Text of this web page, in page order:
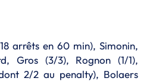
arrêts en 60 min), Simonin,
Gros (3/3), Rognon (1/1),
2/2 au penalty), Bolaers